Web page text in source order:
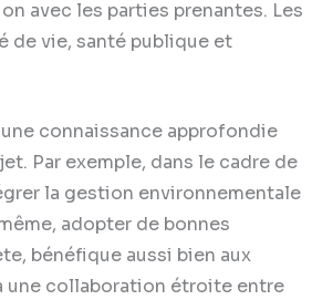
avec les parties prenantes. Les
de vie, santé publique et
connaissance approfondie
Par exemple, dans le cadre de
la gestion environnementale
adopter de bonnes
bénéfique aussi bien aux
une collaboration étroite entre